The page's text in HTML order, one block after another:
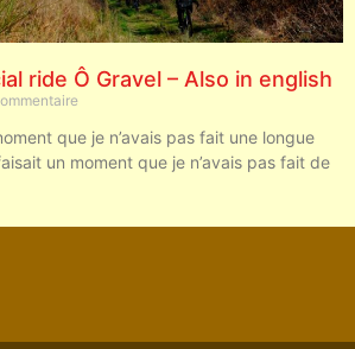
ride Ô Gravel – Also in english
que je n’avais pas fait une longue
un moment que je n’avais pas fait de